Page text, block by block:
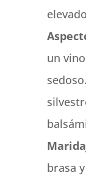
un
brasa